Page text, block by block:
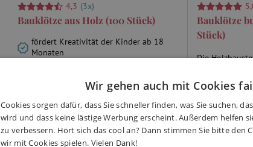
4,3 (3x)
Bauklötze aus Holz (100 Stück)
fördert Kreativität der Kinder ab 18
Monaten
im praktischen Aufbewahrungseimer
39,95 €
Bauklötze
Stück)
Die
geeignet. In
insgesamt
15,99 €
Wir gehen auch mit Cookies
Cookies sorgen dafür, dass Sie schneller finden, was Sie suchen,
wird und dass keine lästige Werbung erscheint. Außerdem helfen
zu verbessern. Hört sich das cool an? Dann stimmen Sie bitte den
wir mit Cookies spielen. Vielen Dank!